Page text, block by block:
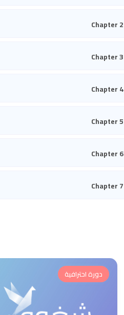
Chapter 2
Chapter 3
Chapter 4
Chapter 5
Chapter 6
Chapter 7
دورة احترافية